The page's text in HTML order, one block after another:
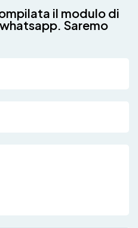
il modulo di
Saremo